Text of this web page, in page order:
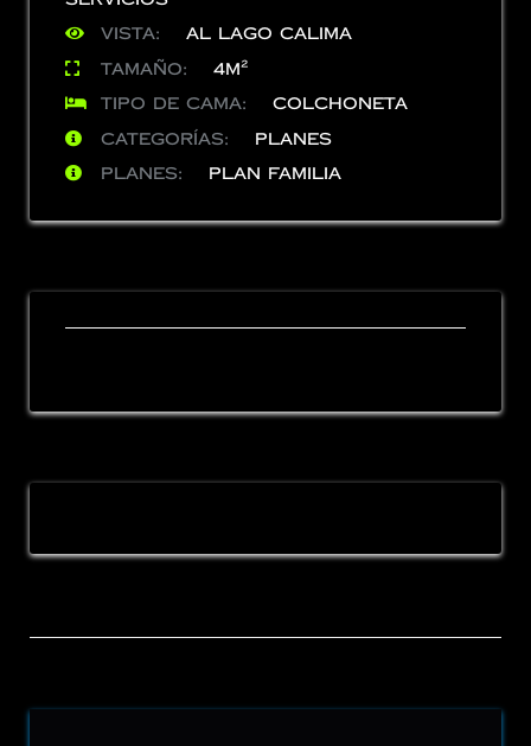
Vista:
Al lago Calima
Tamaño:
4m²
Tipo de cama:
Colchoneta
Categorías:
Planes
Planes:
Plan Familia